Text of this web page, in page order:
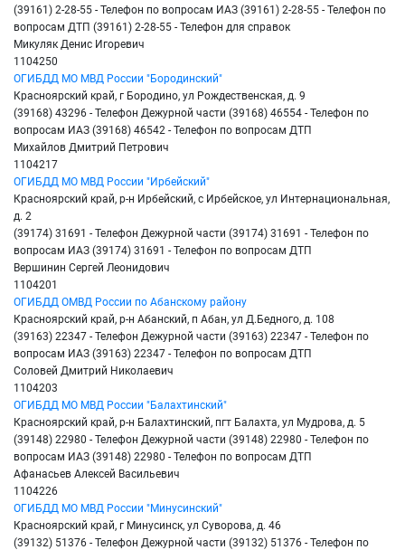
(39161) 2-28-55 - Телефон по вопросам ИАЗ (39161) 2-28-55 - Телефон по
вопросам ДТП (39161) 2-28-55 - Телефон для справок
Микуляк Денис Игоревич
1104250
ОГИБДД МО МВД России "Бородинский"
Красноярский край, г Бородино, ул Рождественская, д. 9
(39168) 43296 - Телефон Дежурной части (39168) 46554 - Телефон по
вопросам ИАЗ (39168) 46542 - Телефон по вопросам ДТП
Михайлов Дмитрий Петрович
1104217
ОГИБДД МО МВД России "Ирбейский"
Красноярский край, р-н Ирбейский, с Ирбейское, ул Интернациональная,
д. 2
(39174) 31691 - Телефон Дежурной части (39174) 31691 - Телефон по
вопросам ИАЗ (39174) 31691 - Телефон по вопросам ДТП
Вершинин Сергей Леонидович
1104201
ОГИБДД ОМВД России по Абанскому району
Красноярский край, р-н Абанский, п Абан, ул Д.Бедного, д. 108
(39163) 22347 - Телефон Дежурной части (39163) 22347 - Телефон по
вопросам ИАЗ (39163) 22347 - Телефон по вопросам ДТП
Соловей Дмитрий Николаевич
1104203
ОГИБДД МО МВД России "Балахтинский"
Красноярский край, р-н Балахтинский, пгт Балахта, ул Мудрова, д. 5
(39148) 22980 - Телефон Дежурной части (39148) 22980 - Телефон по
вопросам ИАЗ (39148) 22980 - Телефон по вопросам ДТП
Афанасьев Алексей Васильевич
1104226
ОГИБДД МО МВД России "Минусинский"
Красноярский край, г Минусинск, ул Суворова, д. 46
(39132) 51376 - Телефон Дежурной части (39132) 51376 - Телефон по